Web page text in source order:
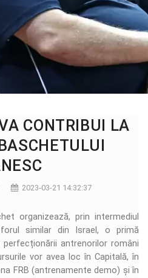
CONTRIBUI LA
2023-03-21 14:32:37
organizează, prin intermediul
similar din Israel, o primă
antrenorilor români
vor avea loc în Capitală, în
FRB (antrenamente demo) și în